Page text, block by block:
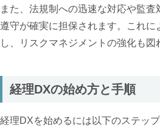
また、法規制への迅速な対応や監
遵守が確実に担保されます。これに
し、リスクマネジメントの強化も図
経理DXの始め方と手順
経理DXを始めるには以下のステップ